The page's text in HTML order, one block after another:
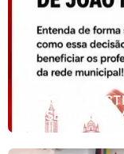
DECISÃO DO